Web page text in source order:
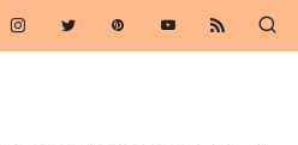
TÉLÉCHARGER